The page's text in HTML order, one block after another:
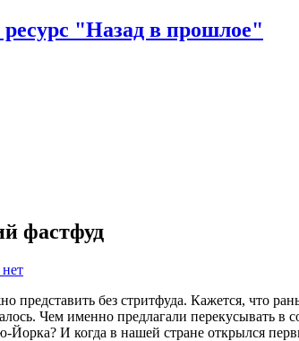
фастфуд
без стритфуда. Кажется, что
Чем именно предлагали перекусывать в
И когда в нашей стране открылся